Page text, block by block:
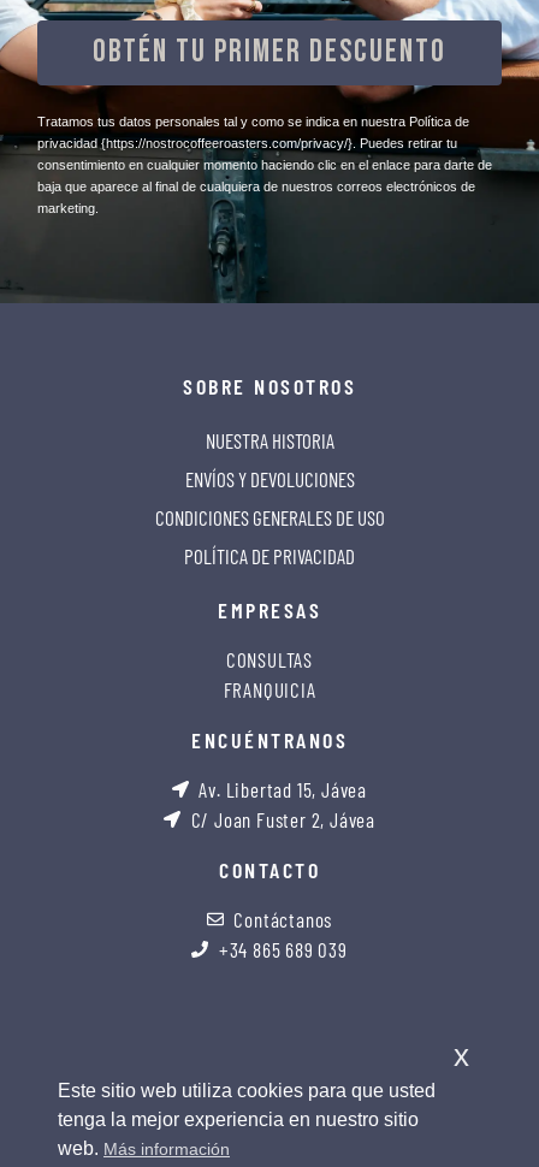
OBTÉN TU PRIMER DESCUENTO
​Tratamos tus datos personales tal y como se indica en nuestra Política de
privacidad {https://nostrocoffeeroasters.com/privacy/} . Puedes retirar tu
consentimiento en cualquier momento haciendo clic en el enlace para darte de
baja que aparece al final de cualquiera de nuestros correos electrónicos de
marketing.
SOBRE NOSOTROS
NUESTRA HISTORIA
ENVÍOS Y DEVOLUCIONES
CONDICIONES GENERALES DE USO
POLÍTICA DE PRIVACIDAD
EMPRESAS
CONSULTAS
FRANQUICIA
ENCUÉNTRANOS
Av. Libertad 15, Jávea
C/ Joan Fuster 2, Jávea
CONTACTO
Contáctanos
+34 865 689 039
Este sitio web utiliza cookies para que usted
tenga la mejor experiencia en nuestro sitio
web. Más información
x